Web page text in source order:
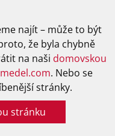
najít – může to být
že byla chybně
na naši domovskou
. Nebo se
stránky.
stránku